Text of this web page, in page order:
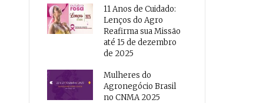
11 Anos de Cuidado:
Lenços do Agro
Reafirma sua Missão
até 15 de dezembro
de 2025
Mulheres do
Agronegócio Brasil
no CNMA 2025